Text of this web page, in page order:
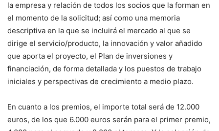
la empresa y relación de todos los socios que la forman en
el momento de la solicitud; así como una memoria
descriptiva en la que se incluirá el mercado al que se
dirige el servicio/producto, la innovación y valor añadido
que aporta el proyecto, el Plan de inversiones y
financiación, de forma detallada y los puestos de trabajo
iniciales y perspectivas de crecimiento a medio plazo.
En cuanto a los premios, el importe total será de 12.000
euros, de los que 6.000 euros serán para el primer premio,